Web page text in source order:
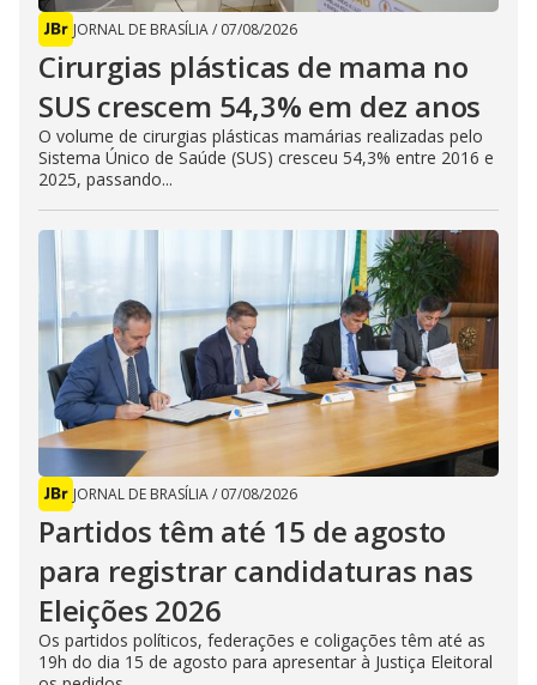
JORNAL DE BRASÍLIA/ 07/08/2026
Cirurgias plásticas de mama no
SUS crescem 54,3% em dez anos
O volume de cirurgias plásticas mamárias realizadas pelo
Sistema Único de Saúde (SUS) cresceu 54,3% entre 2016 e
2025, passando...
JORNAL DE BRASÍLIA/ 07/08/2026
Partidos têm até 15 de agosto
para registrar candidaturas nas
Eleições 2026
Os partidos políticos, federações e coligações têm até as
19h do dia 15 de agosto para apresentar à Justiça Eleitoral